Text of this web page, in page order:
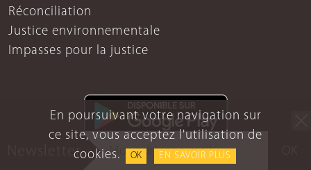
En poursuivant votre navigation sur
ce site, vous acceptez l'utilisation de
cookies.
OK EN SAVOIR PLUS
Réconciliation
Justice environnementale
Impasses pour la justice
Newsletter